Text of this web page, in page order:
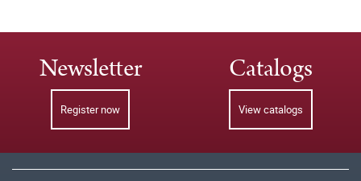
Newsletter
Register now
Catalogs
View catalogs